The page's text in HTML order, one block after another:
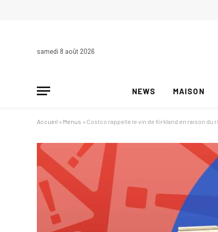
samedi 8 août 2026
NEWS MAISON
Accueil » Menus » Costco rappelle le vin de Kirkland en raison du